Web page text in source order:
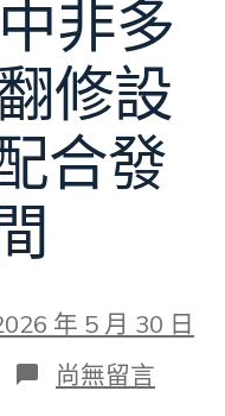
非多
修設
合發
年 5 月 30 日
在
〈【中
尚無留言